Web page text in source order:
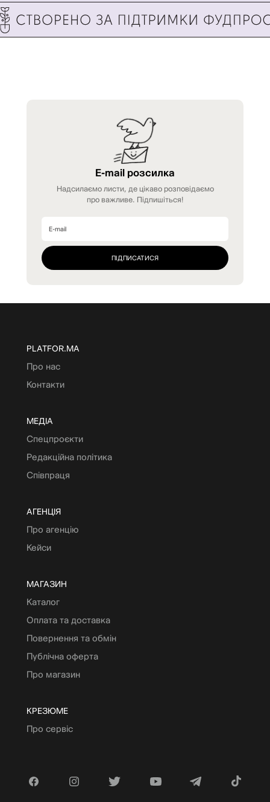
E-mail розсилка
Надсилаємо листи, де цікаво розповідаємо
про важливе. Підпишіться!
PLATFOR.MA
Про нас
Контакти
МЕДІА
Спецпроєкти
Редакційна політика
Співпраця
АГЕНЦІЯ
Про агенцію
Кейси
МАГАЗИН
Каталог
Оплата та доставка
Повернення та обмін
Публічна оферта
Про магазин
КРЕЗЮМЕ
Про сервіс